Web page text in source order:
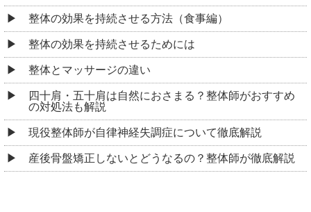
整体の効果を持続させる方法（食事編）
整体の効果を持続させるためには
整体とマッサージの違い
四十肩・五十肩は自然におさまる？整体師がおすすめ
の対処法も解説
現役整体師が自律神経失調症について徹底解説
産後骨盤矯正しないとどうなるの？整体師が徹底解説